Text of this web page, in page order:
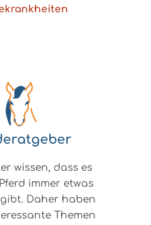
wissen, dass es
immer etwas
Daher haben
Themen